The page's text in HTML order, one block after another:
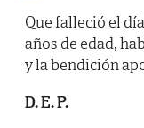
Que falleció el
años de edad,
y la bendición
D. E. P.